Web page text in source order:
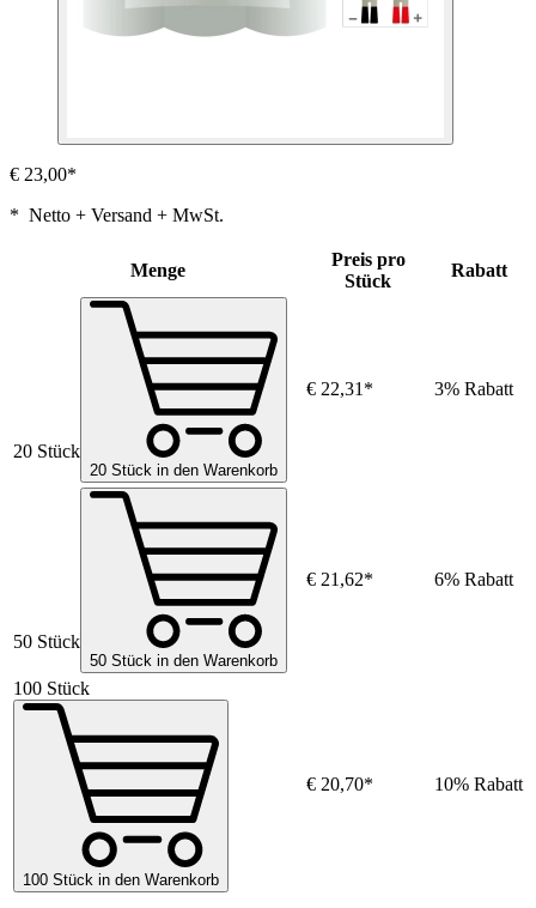
€ 23,00*
* Netto + Versand + MwSt.
Menge
Preis pro
Stück
Rabatt
20 Stück
20 Stück in den Warenkorb
€ 22,31* 3% Rabatt
50 Stück
50 Stück in den Warenkorb
€ 21,62* 6% Rabatt
100 Stück
100 Stück in den Warenkorb
€ 20,70* 10% Rabatt